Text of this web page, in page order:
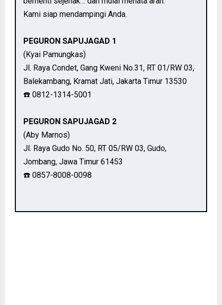
Kami siap mendampingi Anda.
PEGURON SAPUJAGAD 1
(Kyai Pamungkas)
Jl. Raya Condet, Gang Kweni No.31, RT 01/RW 03,
Balekambang, Kramat Jati, Jakarta Timur 13530
☎️ 0812-1314-5001
PEGURON SAPUJAGAD 2
(Aby Marnos)
Jl. Raya Gudo No. 50, RT 05/RW 03, Gudo,
Jombang, Jawa Timur 61453
☎️ 0857-8008-0098